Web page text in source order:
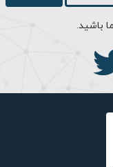
باشید.